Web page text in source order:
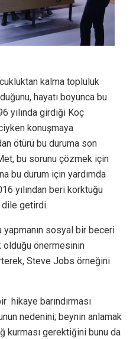
kalma topluluk
hayatı boyunca bu
yılında girdiği Koç
konuşmaya
ötürü bu duruma son
bu sorunu çözmek için
bu durum için yardımda
yılından beri korktuğu
getirdi.
yapmanın sosyal bir beceri
önermesinin
Steve Jobs örneğini
hikaye barındırması
nedenini; beynin anlamak
kurması gerektiğini bunu da